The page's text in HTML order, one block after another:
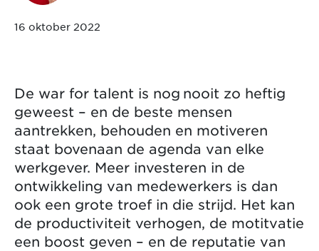
16 oktober 2022
De war for talent is nog nooit zo heftig
geweest – en de beste mensen
aantrekken, behouden en motiveren
staat bovenaan de agenda van elke
werkgever. Meer investeren in de
ontwikkeling van medewerkers is dan
ook een grote troef in die strijd. Het kan
de productiviteit verhogen, de motitvatie
een boost geven – en de reputatie van